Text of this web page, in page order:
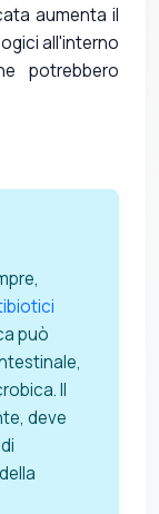
aumenta il
all'interno
potrebbero
può
Il
deve